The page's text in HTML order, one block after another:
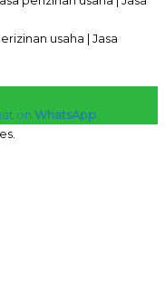
usaha | Jasa
on WhatsApp